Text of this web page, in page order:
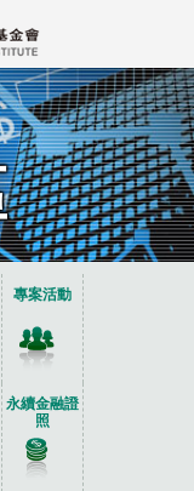
專案活動
永續金融證
照